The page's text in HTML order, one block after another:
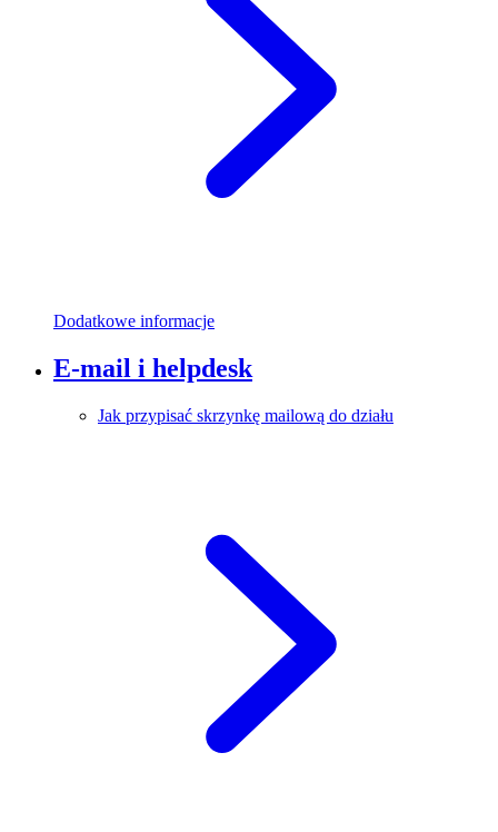
Dodatkowe informacje
E-mail i helpdesk
Jak przypisać skrzynkę mailową do działu